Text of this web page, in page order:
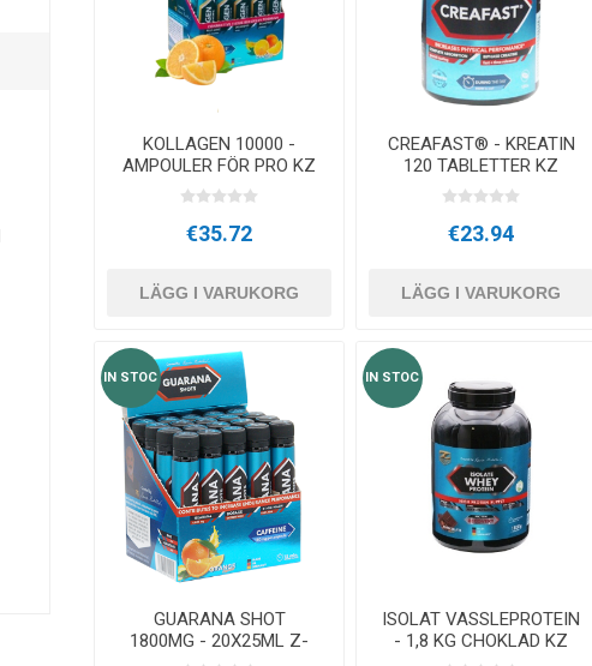
KOLLAGEN 10000 -
AMPOULER FÖR PRO KZ
€35.72
LÄGG I VARUKORG
CREAFAST® - KREATIN
120 TABLETTER KZ
€23.94
LÄGG I VARUKORG
IN STOC
GUARANA SHOT
1800MG - 20X25ML Z-
IN STOC
ISOLAT VASSLEPROTEIN
- 1,8 KG CHOKLAD KZ